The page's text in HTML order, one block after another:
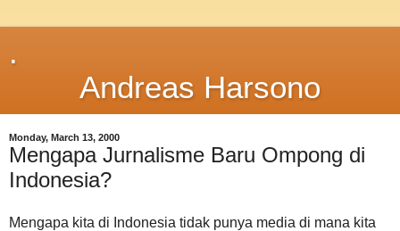
.
Andreas Harsono
Monday, March 13, 2000
Mengapa Jurnalisme Baru Ompong di
Indonesia?
Mengapa kita di Indonesia tidak punya media di mana kita